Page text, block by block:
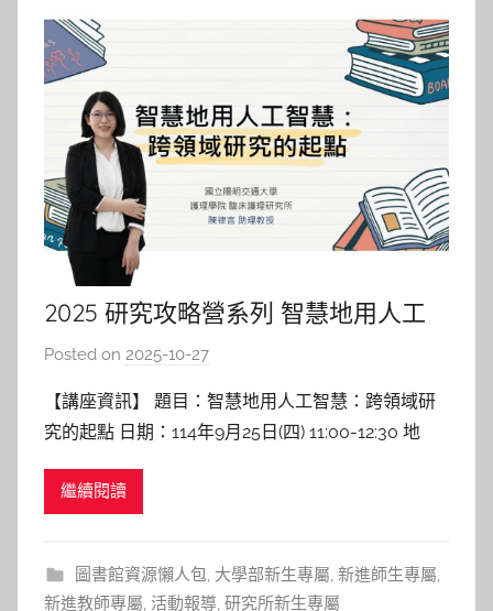
2025 研究攻略營系列 智慧地用人工
智慧：跨領域研究的起點
Posted on 2025-10-27
巴
詠
【講座資訊】 題目：智慧地用人工智慧：跨領域研
究的起點 日期：114年9月25日(四) 11:00-12:30 地
理教授 臨床護理研究所 【講座紀實】 陳老師在講座
繼續閱讀
圖書館資源懶人包 大學部新生專屬 新進師生專屬
新進教師專屬 活動報導 研究所新生專屬